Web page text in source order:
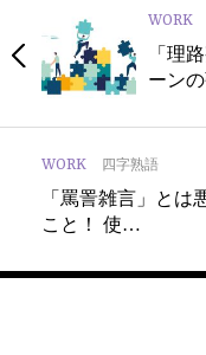
WORK
「理
ーン
WORK 四字熟語
「罵詈雑言」とは
こと！ 使…